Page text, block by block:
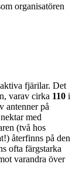
organisatören
fjärilar. Det
varav cirka 110 i
antenner på
med
(två hos
återfinns på den
ofta färgstarka
varandra över